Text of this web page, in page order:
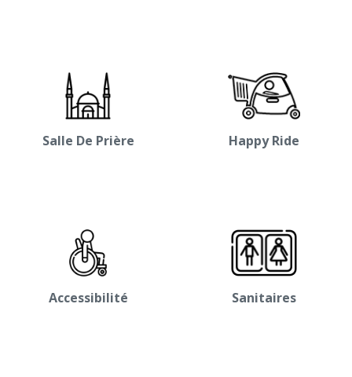
Salle De Prière Happy Ride
Accessibilité Sanitaires